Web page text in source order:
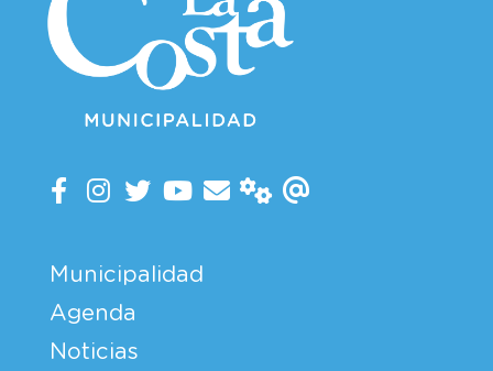
Municipalidad
Agenda
Noticias